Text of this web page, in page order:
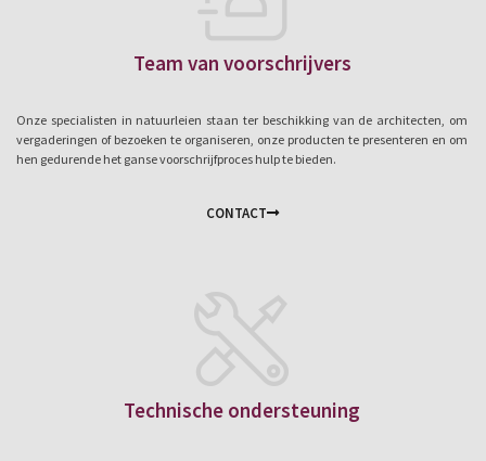
Team van voorschrijvers
Onze specialisten in natuurleien staan ter beschikking van de architecten, om
vergaderingen of bezoeken te organiseren, onze producten te presenteren en om
hen gedurende het ganse voorschrijfproces hulp te bieden.
CONTACT
Technische ondersteuning